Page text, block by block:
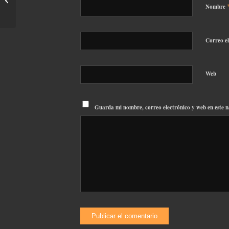
Nombre
Correo
Web
Guarda mi nombre, correo electrónico y web en este